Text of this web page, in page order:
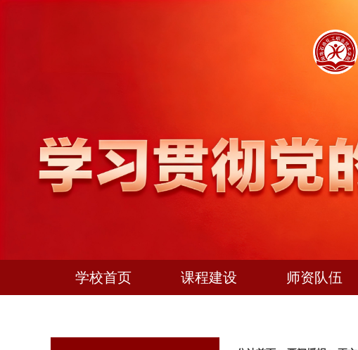
学校首页 课程建设 师资队伍